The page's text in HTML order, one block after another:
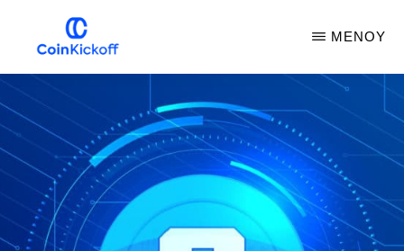
Μετάβαση
κύριο
περιεχόμενο
ΈΝΑΡΞΗ
ΚΈΡΜΑΤΑ
ΜΕΝΟΎ